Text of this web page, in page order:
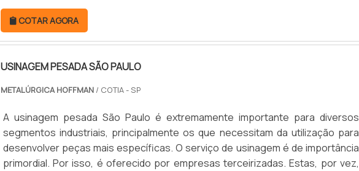
por meio de projetos detalhados, garantindo a entrega de peças exclusivas e
funcionais. MAIS DETALHES S...
COTAR AGORA
USINAGEM PESADA SÃO PAULO
METALÚRGICA HOFFMAN / COTIA - SP
A usinagem pesada São Paulo é extremamente importante para diversos
segmentos industriais, principalmente os que necessitam da utilização para
desenvolver peças mais específicas. O serviço de usinagem é de importância
primordial. Por isso, é oferecido por empresas terceirizadas. Estas, por vez,